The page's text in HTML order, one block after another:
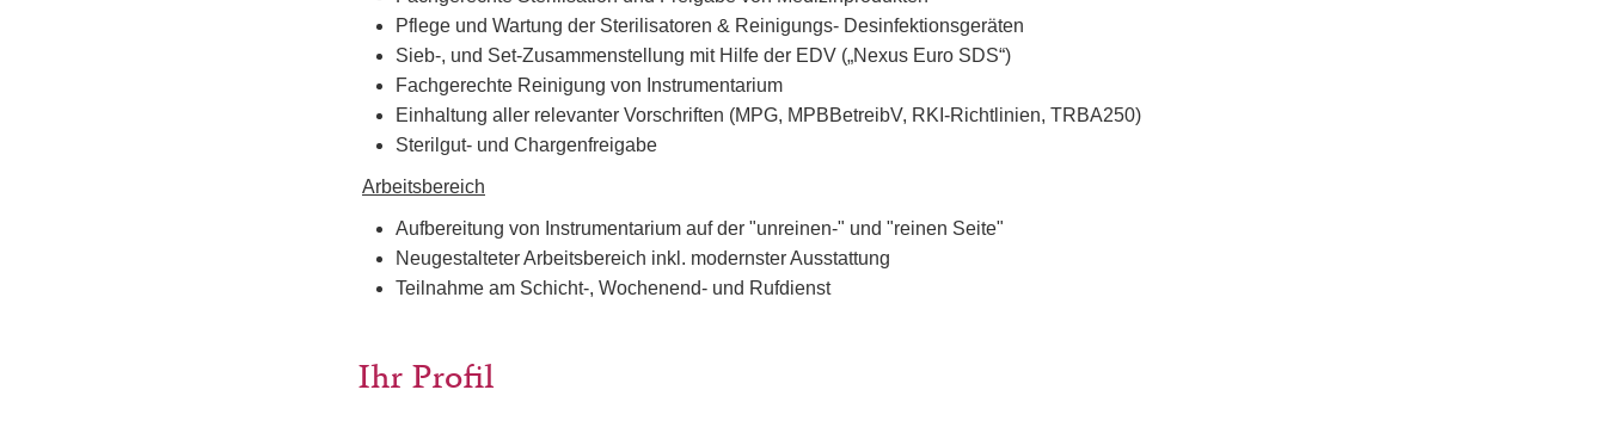
Pflege und Wartung der Sterilisatoren & Reinigungs- Desinfektionsgeräten
Sieb-, und Set-Zusammenstellung mit Hilfe der EDV („Nexus Euro SDS“)
Fachgerechte Reinigung von Instrumentarium
Einhaltung aller relevanter Vorschriften (MPG, MPBBetreibV, RKI-Richtlinien, TRBA250)
Sterilgut- und Chargenfreigabe
Arbeitsbereich
Aufbereitung von Instrumentarium auf der "unreinen-" und "reinen Seite"
Neugestalteter Arbeitsbereich inkl. modernster Ausstattung
Teilnahme am Schicht-, Wochenend- und Rufdienst
Ihr Profil